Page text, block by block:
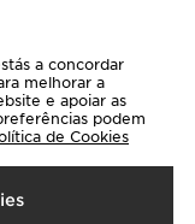
a concordar
melhorar a
e apoiar as
podem
de Cookies